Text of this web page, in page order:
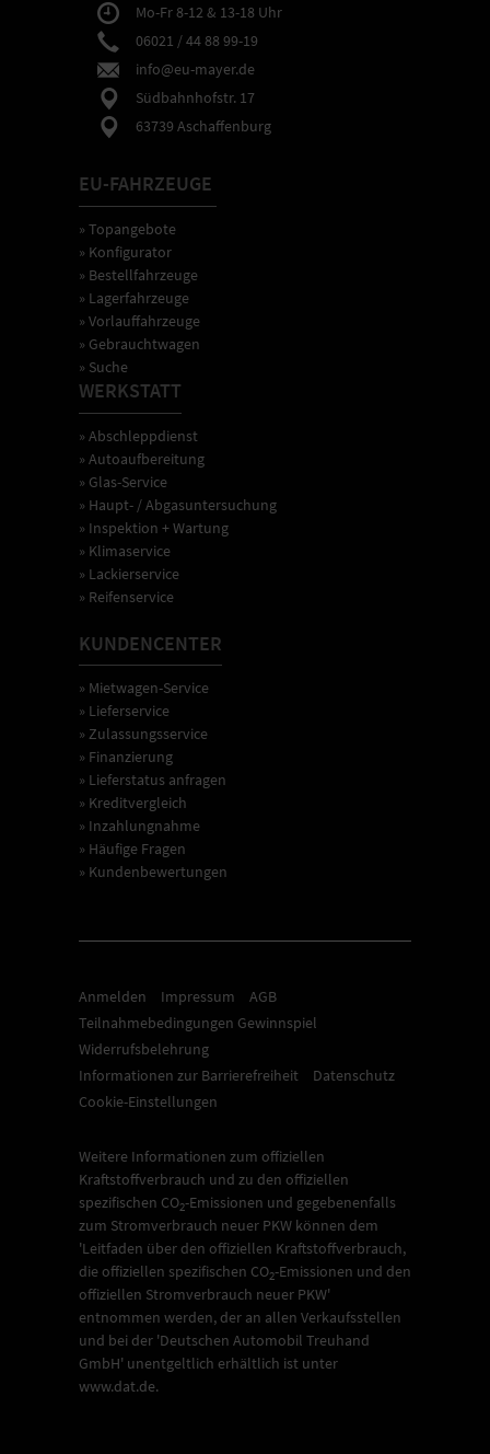
Mo-Fr 8-12 & 13-18 Uhr
06021 / 44 88 99-19
info@eu-mayer.de
Südbahnhofstr. 17
63739 Aschaffenburg
EU-FAHRZEUGE
» Topangebote
» Konfigurator
» Bestellfahrzeuge
» Lagerfahrzeuge
» Vorlauffahrzeuge
» Gebrauchtwagen
» Suche
WERKSTATT
» Abschleppdienst
» Autoaufbereitung
» Glas-Service
» Haupt- / Abgasuntersuchung
» Inspektion + Wartung
» Klimaservice
» Lackierservice
» Reifenservice
KUNDENCENTER
» Mietwagen-Service
» Lieferservice
» Zulassungsservice
» Finanzierung
» Lieferstatus anfragen
» Kreditvergleich
» Inzahlungnahme
» Häufige Fragen
» Kundenbewertungen
Anmelden Impressum
AGB
Teilnahmebedingungen Gewinnspiel
Widerrufsbelehrung
Informationen zur Barrierefreiheit
Datenschutz
Cookie-Einstellungen
Weitere Informationen zum offiziellen
Kraftstoffverbrauch und zu den offiziellen
spezifischen CO2-Emissionen und gegebenenfalls
zum Stromverbrauch neuer PKW können dem
'Leitfaden über den offiziellen Kraftstoffverbrauch,
die offiziellen spezifischen CO2-Emissionen und den
offiziellen Stromverbrauch neuer PKW'
entnommen werden, der an allen Verkaufsstellen
und bei der 'Deutschen Automobil Treuhand
GmbH' unentgeltlich erhältlich ist unter
www.dat.de.